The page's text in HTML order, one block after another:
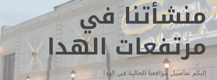
منشأتنا في
مرتفعات الهدا
إليكم تفاصيل مواقعنا الحالية في الهدا